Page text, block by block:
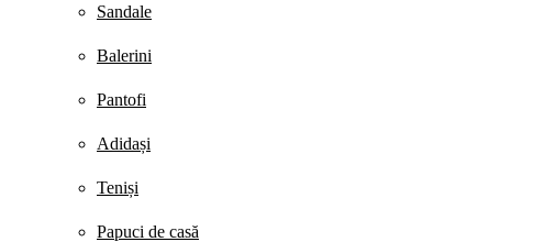
Sandale
Balerini
Pantofi
Adidași
Teniși
Papuci de casă